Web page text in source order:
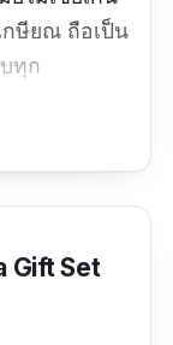
ษียณ ถือเป็น
ทุก
รจัดส่งก็
ลย
Gift Set